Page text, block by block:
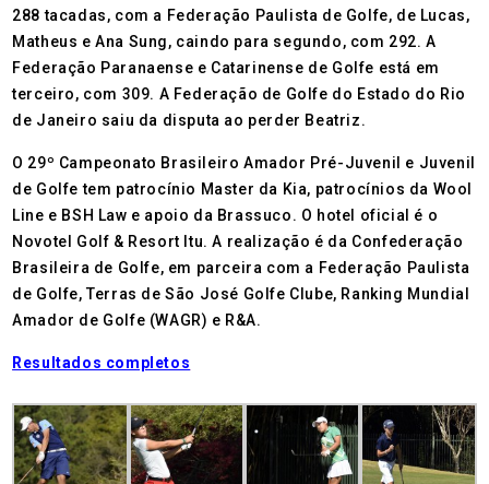
288 tacadas, com a Federação Paulista de Golfe, de Lucas,
Matheus e Ana Sung, caindo para segundo, com 292. A
Federação Paranaense e Catarinense de Golfe está em
terceiro, com 309. A Federação de Golfe do Estado do Rio
de Janeiro saiu da disputa ao perder Beatriz.
O 29º Campeonato Brasileiro Amador Pré-Juvenil e Juvenil
de Golfe tem patrocínio Master da Kia, patrocínios da Wool
Line e BSH Law e apoio da Brassuco. O hotel oficial é o
Novotel Golf & Resort Itu. A realização é da Confederação
Brasileira de Golfe, em parceira com a Federação Paulista
de Golfe, Terras de São José Golfe Clube, Ranking Mundial
Amador de Golfe (WAGR) e R&A.
Resultados completos